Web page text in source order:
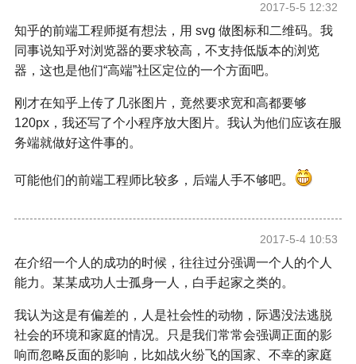
2017-5-5 12:32
知乎的前端工程师挺有想法，用 svg 做图标和二维码。我
同事说知乎对浏览器的要求较高，不支持低版本的浏览
器，这也是他们“高端”社区定位的一个方面吧。
刚才在知乎上传了几张图片，竟然要求宽和高都要够
120px，我还写了个小程序放大图片。我认为他们应该在服
务端就做好这件事的。
可能他们的前端工程师比较多，后端人手不够吧。
2017-5-4 10:53
在介绍一个人的成功的时候，往往过分强调一个人的个人
能力。某某成功人士孤身一人，白手起家之类的。
我认为这是有偏差的，人是社会性的动物，际遇没法逃脱
社会的环境和家庭的情况。只是我们常常会强调正面的影
响而忽略反面的影响，比如战火纷飞的国家、不幸的家庭